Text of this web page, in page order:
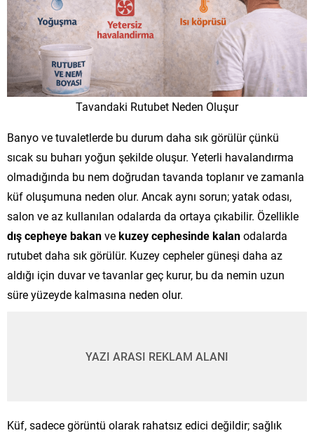
Tavandaki Rutubet Neden Oluşur
Banyo ve tuvaletlerde bu durum daha sık görülür çünkü
sıcak su buharı yoğun şekilde oluşur. Yeterli havalandırma
olmadığında bu nem doğrudan tavanda toplanır ve zamanla
küf oluşumuna neden olur. Ancak aynı sorun; yatak odası,
salon ve az kullanılan odalarda da ortaya çıkabilir. Özellikle
dış cepheye bakanvekuzey cephesinde kalanodalarda
rutubet daha sık görülür. Kuzey cepheler güneşi daha az
aldığı için duvar ve tavanlar geç kurur, bu da nemin uzun
süre yüzeyde kalmasına neden olur.
YAZI ARASI REKLAM ALANI
Küf, sadece görüntü olarak rahatsız edici değildir; sağlık